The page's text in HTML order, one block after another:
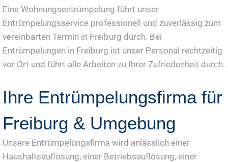
Eine Wohnungsentrümpelung führt unser
Entrümpelungsservice professionell und zuverlässig zum
vereinbarten Termin in Freiburg durch. Bei
Entrümpelungen in Freiburg ist unser Personal rechtzeitig
vor Ort und führt alle Arbeiten zu Ihrer Zufriedenheit durch.
Ihre Entrümpelungsfirma für
Freiburg & Umgebung
Unsere Entrümpelungsfirma wird anlässlich einer
Haushaltsauflösung, einer Betriebsauflösung, einer